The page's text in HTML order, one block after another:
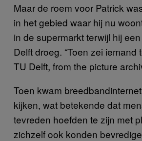
Maar de roem voor Patrick
in het gebied waar hij nu
in de supermarkt terwijl hij
Delft droeg. “Toen zei iemand
TU Delft, from the picture
Toen kwam
kijken, wat betekende dat
tevreden hoefden te zijn met
zichzelf ook konden